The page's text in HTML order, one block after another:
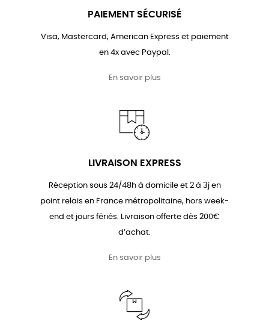
PAIEMENT SÉCURISÉ
Visa, Mastercard, American Express et paiement
en 4x avec Paypal.
En savoir plus
LIVRAISON EXPRESS
Réception sous 24/48h à domicile et 2 à 3j en
point relais en France métropolitaine, hors week-
end et jours fériés. Livraison offerte dès 200€
d’achat.
En savoir plus